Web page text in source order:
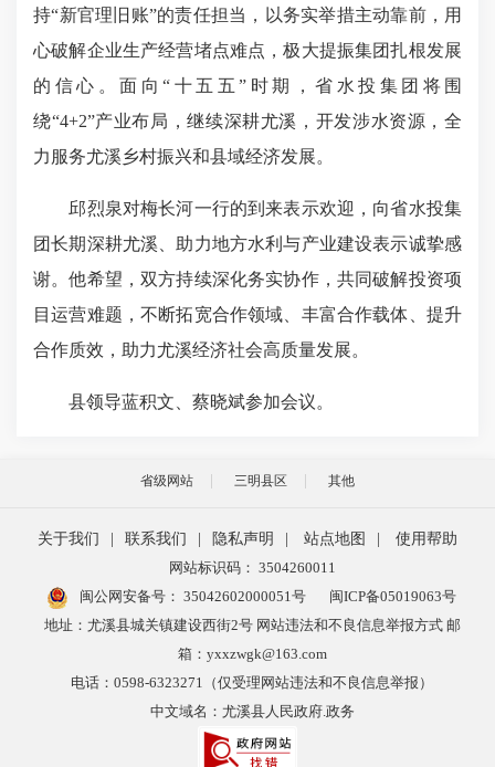
持“新官理旧账”的责任担当，以务实举措主动靠前，用
心破解企业生产经营堵点难点，极大提振集团扎根发展
的信心。面向“十五五”时期，省水投集团将围
绕“4+2”产业布局，继续深耕尤溪，开发涉水资源，全
力服务尤溪乡村振兴和县域经济发展。
邱烈泉对梅长河一行的到来表示欢迎，向省水投集
团长期深耕尤溪、助力地方水利与产业建设表示诚挚感
谢。他希望，双方持续深化务实协作，共同破解投资项
目运营难题，不断拓宽合作领域、丰富合作载体、提升
合作质效，助力尤溪经济社会高质量发展。
县领导蓝积文、蔡晓斌参加会议。
省级网站 三明县区 其他
关于我们 联系我们 隐私声明 站点地图
使用帮助
网站标识码： 3504260011
闽公网安备号： 35042602000051号
闽ICP备05019063号
地址：尤溪县城关镇建设西街2号 网站违法和不良信息举报方式 邮
箱：yxxzwgk@163.com
电话：0598-6323271（仅受理网站违法和不良信息举报）
中文域名：尤溪县人民政府.政务